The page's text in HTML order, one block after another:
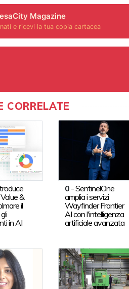
Magazine
e ricevi la tua copia cartacea
CORRELATE
&
il
in AI
0 -SentinelOne
amplia i servizi
Wayfinder Frontier
AI con l'intelligenza
artificiale avanzata